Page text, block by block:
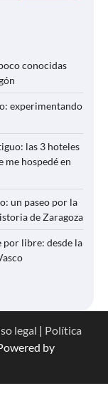
conocidas
experimentando
las 3 hoteles
me hospedé en
un paseo por la
de Zaragoza
por libre: desde la
legal | Política
by